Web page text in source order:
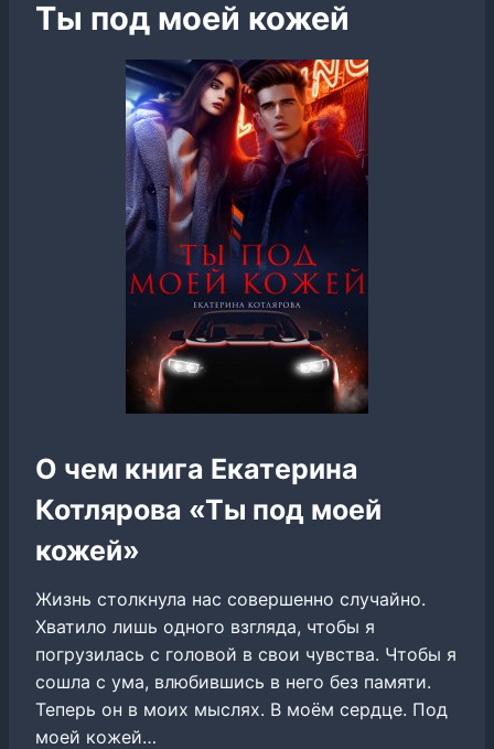
Ты под моей кожей
О чем книга Екатерина
Котлярова «Ты под моей
кожей»
Жизнь столкнула нас совершенно случайно.
Хватило лишь одного взгляда, чтобы я
погрузилась с головой в свои чувства. Чтобы я
сошла с ума, влюбившись в него без памяти.
Теперь он в моих мыслях. В моём сердце. Под
моей кожей…